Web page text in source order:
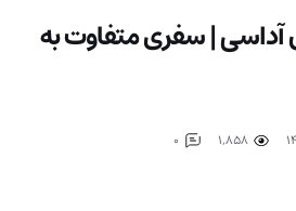
| سفری متفاوت به
1,858